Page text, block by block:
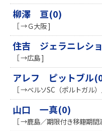
柳澤 亘(0)
［ →Ｇ大阪 ]
住吉 ジェラニレシ
［ →広島 ]
アレフ ピットブル
［ →ベルソSC（ポルトガル
山口 一真(0)
［ →鹿島／期限付き移籍期間